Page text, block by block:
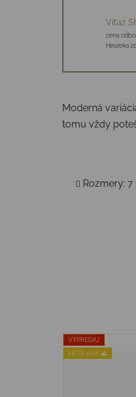
Víťaz
cena
Heureka
Moderná
tomu vždy
Rozmery: 7
VÝPREDAJ
LETO 2026 🌊